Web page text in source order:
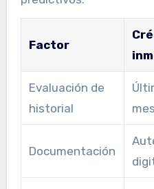
Factor
Evaluación de
historial
Documentación